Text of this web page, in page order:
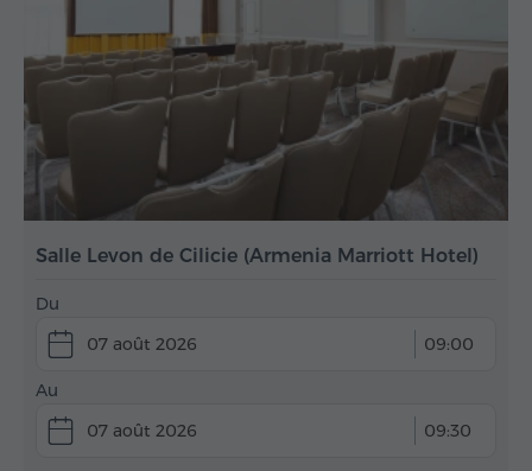
Salle Levon de Cilicie (Armenia Marriott Hotel)
Du
07 août 2026
09:00
Au
07 août 2026
09:30